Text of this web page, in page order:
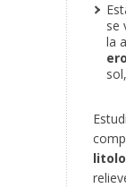
se
la